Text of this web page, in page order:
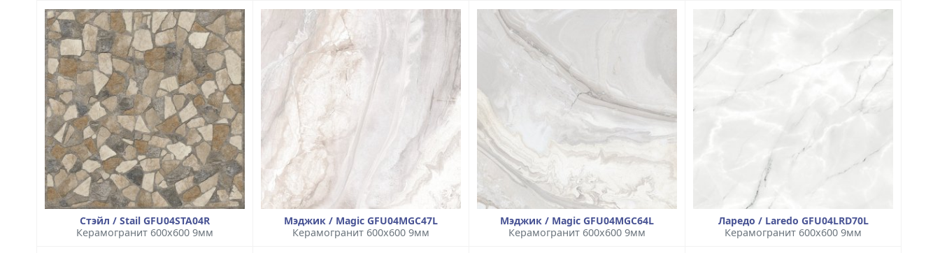
Стэйл / Stail GFU04STA04R
Керамогранит 600x600 9мм
Мэджик / Magic GFU04MGC47L
Керамогранит 600x600 9мм
Мэджик / Magic GFU04MGC64L
Керамогранит 600x600 9мм
Ларедо / Laredo GFU04LRD70L
Керамогранит 600x600 9мм